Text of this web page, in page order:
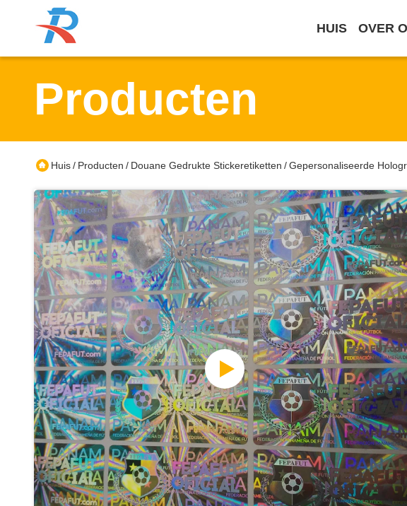
HUIS OVER
Producten
Huis/ Producten / Douane Gedrukte Stickeretiketten /Gepersonaliseerde